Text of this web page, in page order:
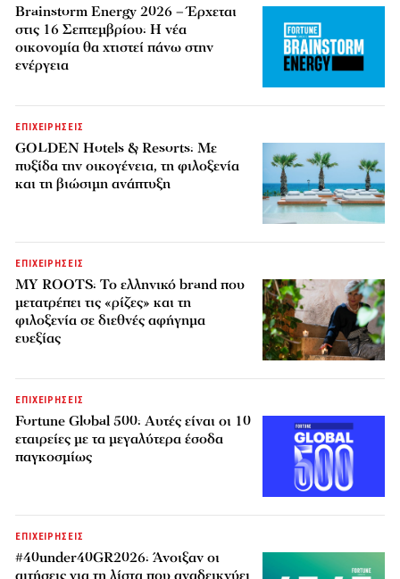
Brainstorm Energy 2026 – Έρχεται
στις 16 Σεπτεμβρίου: Η νέα
οικονομία θα χτιστεί πάνω στην
ενέργεια
ΕΠΙΧΕΙΡΗΣΕΙΣ
GOLDEN Hotels & Resorts: Με
πυξίδα την οικογένεια, τη φιλοξενία
και τη βιώσιμη ανάπτυξη
ΕΠΙΧΕΙΡΗΣΕΙΣ
MY ROOTS: Το ελληνικό brand που
μετατρέπει τις «ρίζες» και τη
φιλοξενία σε διεθνές αφήγημα
ευεξίας
ΕΠΙΧΕΙΡΗΣΕΙΣ
Fortune Global 500: Αυτές είναι οι 10
εταιρείες με τα μεγαλύτερα έσοδα
παγκοσμίως
ΕΠΙΧΕΙΡΗΣΕΙΣ
#40under40GR2026: Άνοιξαν οι